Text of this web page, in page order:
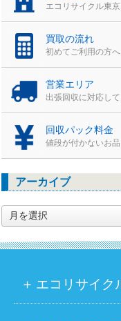
エコリサイクル東
買取の流れ
初めてご利用の方へ
営業エリア
出張回収に対応し
回収パック料金
値段が付かないお
アーカイブ
ア
ー
カ
エコリサイク